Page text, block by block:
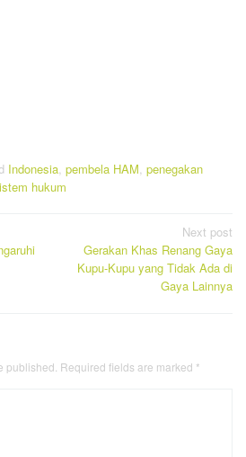
Indonesia pembela HAM penegakan
hukum
Next post
Gerakan Khas Renang Gaya
Kupu-Kupu yang Tidak Ada di
Gaya Lainnya
published. Required fields are marked *